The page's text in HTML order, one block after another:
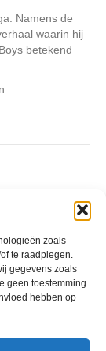
zoals
te raadplegen.
gegevens zoals
geen toestemming
hebben op
Namens de
waarin hij
betekend